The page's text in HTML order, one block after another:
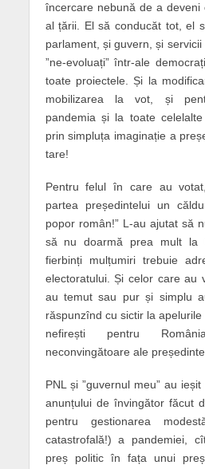
încercare nebună de a deveni
al țării. El să conducăt tot, el
parlament, și guvern, și
”ne-evoluați” într-ale
toate proiectele. Și la
mobilizarea la vot, și
pandemia și la toate
prin simpluța imaginație a
tare!
Pentru felul în care au
partea președintelui un
popor român!” L-au ajutat să
să nu doarmă prea mult la
fierbinți mulțumiri trebuie
electoratului. Și celor care au
au temut sau pur și simplu
răspunzînd cu sictir la apelurile
nefirești pentru
neconvingătoare ale
PNL și ”guvernul meu” au
anunțului de învingător făcut
pentru gestionarea
catastrofală!) a pandemiei,
preș politic în fața unui